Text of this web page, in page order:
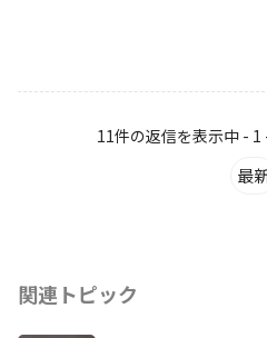
11件の返信を表示中 -
最
関連トピック